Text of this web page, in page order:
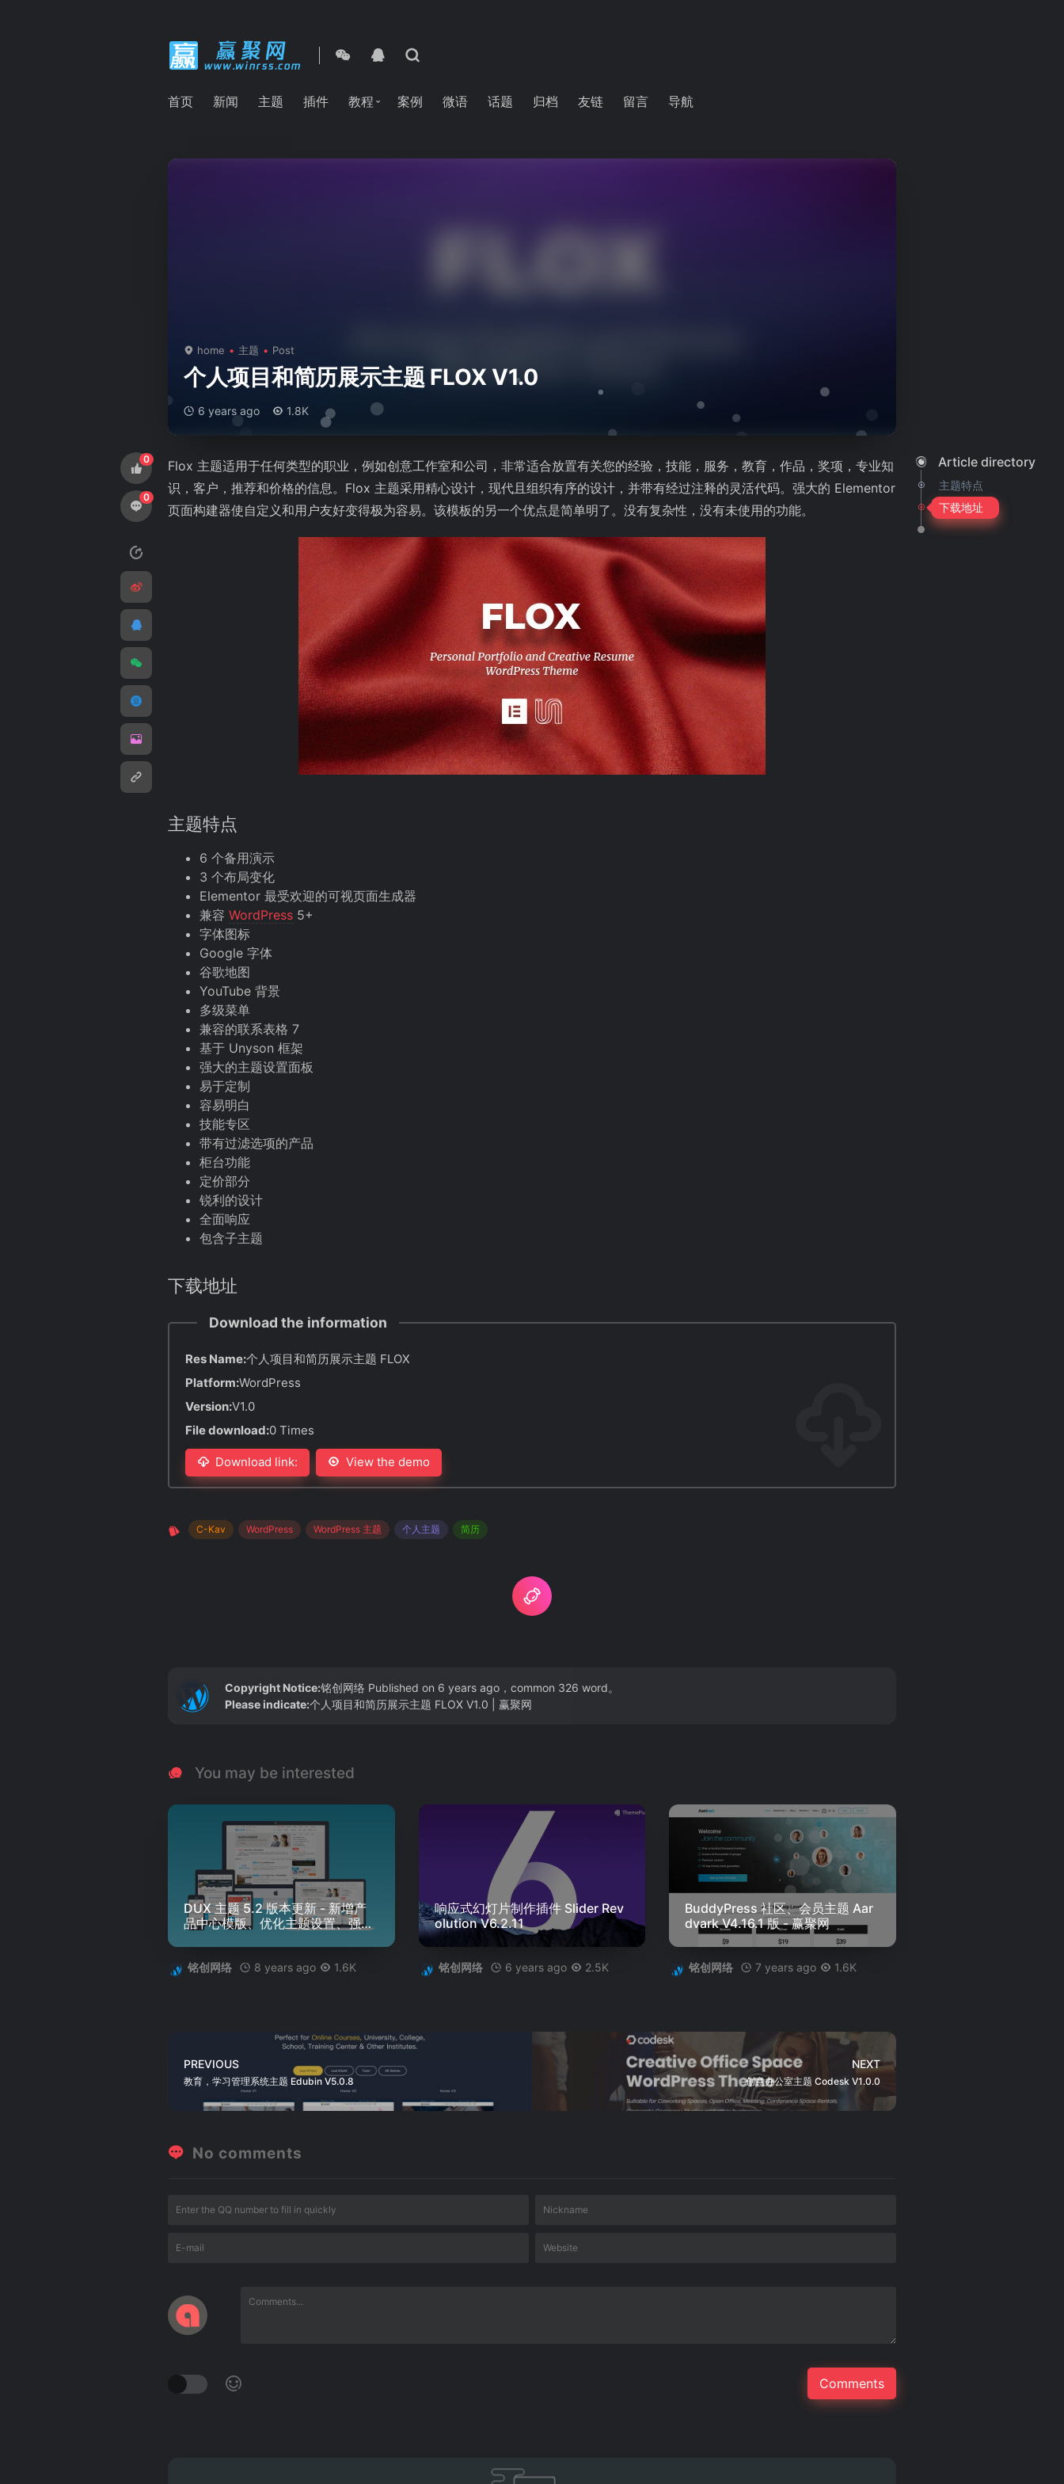
首页 新闻 主题 插件 教程 案例 微语 话题 归档 友链 留言 导航
home 主题 Post
个人项目和简历展示主题 FLOX V1.0
6 years ago 1.8K
0
0
Article directory
主题特点
下载地址
Flox 主题适用于任何类型的职业，例如创意工作室和公司，非常适合放置有关您的经验，技能，服务，教育，作品，奖项，专业知
识，客户，推荐和价格的信息。Flox 主题采用精心设计，现代且组织有序的设计，并带有经过注释的灵活代码。强大的 Elementor
页面构建器使自定义和用户友好变得极为容易。该模板的另一个优点是简单明了。没有复杂性，没有未使用的功能。
主题特点
6 个备用演示
3 个布局变化
Elementor 最受欢迎的可视页面生成器
兼容 WordPress 5+
字体图标
Google 字体
谷歌地图
YouTube 背景
多级菜单
兼容的联系表格 7
基于 Unyson 框架
强大的主题设置面板
易于定制
容易明白
技能专区
带有过滤选项的产品
柜台功能
定价部分
锐利的设计
全面响应
包含子主题
下载地址
Download the information
Res Name:个人项目和简历展示主题 FLOX
Platform:WordPress
Version:V1.0
File download:0 Times
Download link: View the demo
C-Kav WordPress WordPress 主题 个人主题 简历
Copyright Notice:铭创网络 Published on 6 years ago，common 326 word。
Please indicate:个人项目和简历展示主题 FLOX V1.0 | 赢聚网
You may be interested
DUX 主题 5.2 版本更新 - 新增产
品中心模版、优化主题设置、强化
铭创网络 8 years ago 1.6K
响应式幻灯片制作插件 Slider Rev
olution V6.2.11
铭创网络 6 years ago 2.5K
BuddyPress 社区、会员主题 Aar
dvark V4.16.1 版 - 赢聚网
铭创网络 7 years ago 1.6K
PREVIOUS
教育，学习管理系统主题 Edubin V5.0.8
NEXT
创意办公室主题 Codesk V1.0.0
No comments